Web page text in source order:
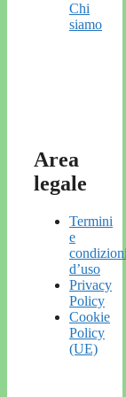
Chi
siamo
Area
legale
Termini
e
condizioni
d’uso
Privacy
Policy
Cookie
Policy
(UE)